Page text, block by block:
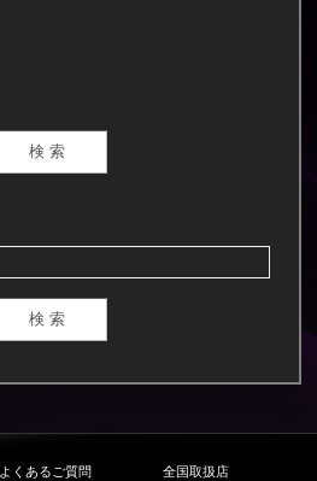
よくあるご質問 全国取扱店